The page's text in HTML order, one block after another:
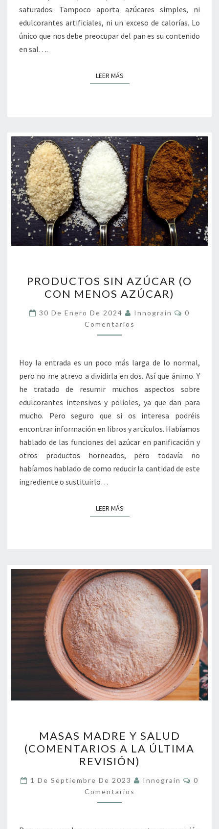
saturados. Tampoco aporta azúcares simples, ni
edulcorantes artificiales, ni un exceso de calorías. Lo
único que nos debe preocupar del pan es su contenido
en sal….
LEER MÁSLEER MÁS
SIN
AZÚCAR
(O
CON
MENOS
PRODUCTOS SIN AZÚCAR (O
CON MENOS AZÚCAR)
30 De Enero De 2024 Innograin
0
Comentarios
Hoy la entrada es un poco más larga de lo normal,
pero no me atrevo a dividirla en dos. Así que ánimo. Y
he tratado de resumir muchos aspectos sobre
edulcorantes intensivos y polioles, ya que dan para
mucho. Pero seguro que si os interesa podréis
encontrar información en libros y artículos. Habíamos
hablado de las funciones del azúcar en panificación y
otros productos horneados, pero todavía no
habíamos hablado de como reducir la cantidad de este
ingrediente o sustituirlo…
LEER MÁSLEER MÁS
MADRE
Y
SALUD
(COMENTARIOS
A
LA
MASAS MADRE Y SALUD
(COMENTARIOS A LA ÚLTIMA
REVISIÓN)
1 De Septiembre De 2023 Innograin
0
Comentarios